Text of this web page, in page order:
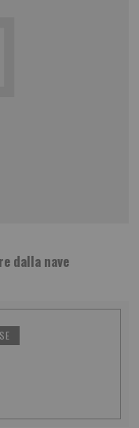
dalla nave